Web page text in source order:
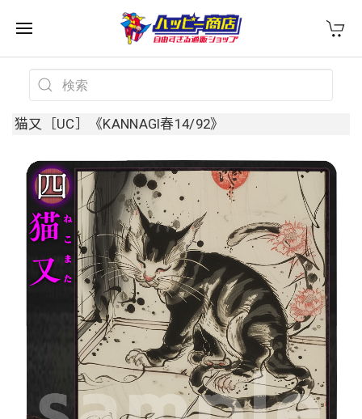
猫又［UC］《KANNAGI春14/92》